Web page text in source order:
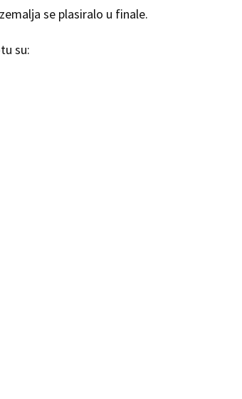
se plasiralo u finale.
su: